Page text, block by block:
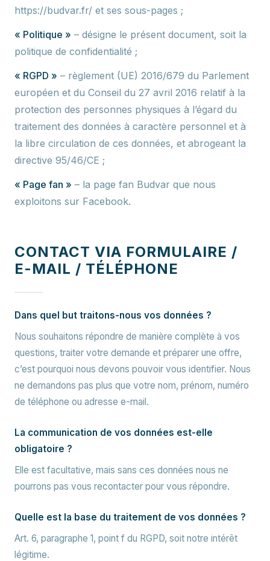
https://budvar.fr/ et ses sous-pages ;
« Politique » – désigne le présent document, soit la
politique de confidentialité ;
« RGPD » – règlement (UE) 2016/679 du Parlement
européen et du Conseil du 27 avril 2016 relatif à la
protection des personnes physiques à l’égard du
traitement des données à caractère personnel et à
la libre circulation de ces données, et abrogeant la
directive 95/46/CE ;
« Page fan » – la page fan Budvar que nous
exploitons sur Facebook.
CONTACT VIA FORMULAIRE /
E-MAIL / TÉLÉPHONE
Dans quel but traitons-nous vos données ?
Nous souhaitons répondre de manière complète à vos
questions, traiter votre demande et préparer une offre,
c’est pourquoi nous devons pouvoir vous identifier. Nous
ne demandons pas plus que votre nom, prénom, numéro
de téléphone ou adresse e-mail.
La communication de vos données est-elle
obligatoire ?
Elle est facultative, mais sans ces données nous ne
pourrons pas vous recontacter pour vous répondre.
Quelle est la base du traitement de vos données ?
Art. 6, paragraphe 1, point f du RGPD, soit notre intérêt
légitime.